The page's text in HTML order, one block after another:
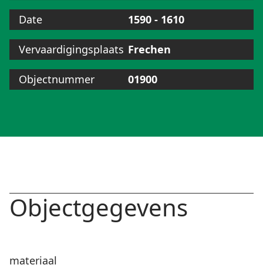
Date 1590 - 1610
Vervaardigingsplaats Frechen
Objectnummer 01900
Objectgegevens
materiaal